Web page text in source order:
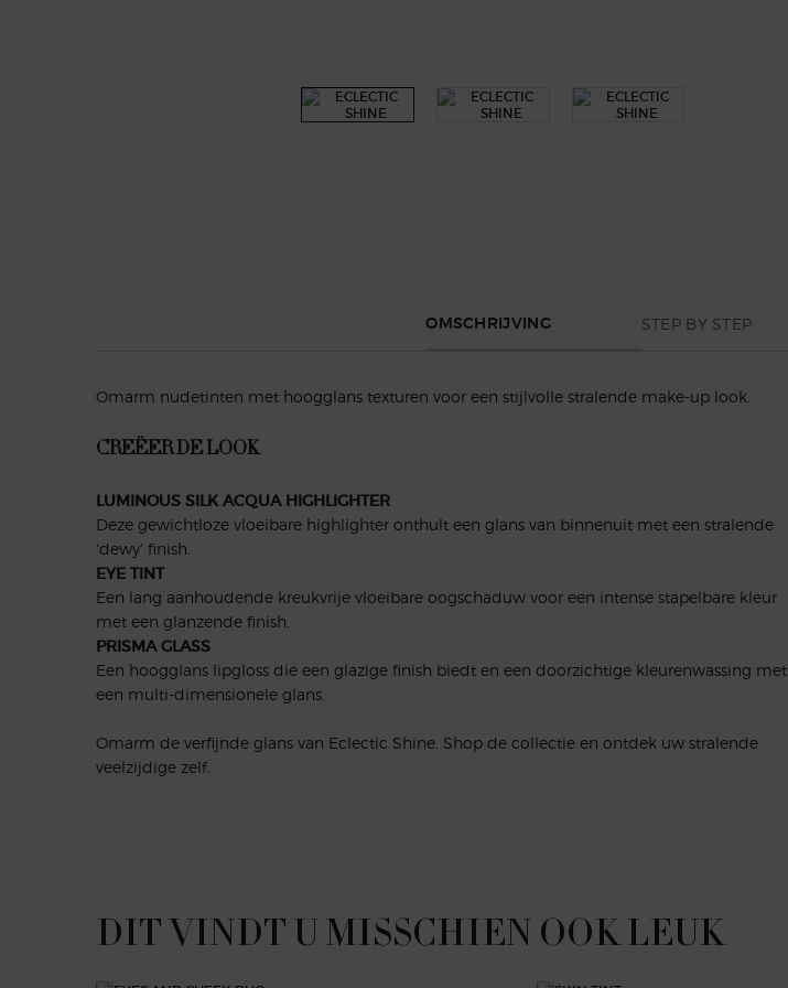
OMSCHRIJVING STEP BY STEP
Omarm nudetinten met hoogglans texturen voor een stijlvolle stralende make-up look.
CREËER DE LOOK
LUMINOUS SILK ACQUA HIGHLIGHTER
Deze gewichtloze vloeibare highlighter onthult een glans van binnenuit met een stralende
'dewy' finish.
EYE TINT
Een lang aanhoudende kreukvrije vloeibare oogschaduw voor een intense stapelbare kleur
met een glanzende finish.
PRISMA GLASS
Een hoogglans lipgloss die een glazige finish biedt en een doorzichtige kleurenwassing met
een multi-dimensionele glans.
Omarm de verfijnde glans van Eclectic Shine. Shop de collectie en ontdek uw stralende
veelzijdige zelf.
DIT VINDT U MISSCHIEN OOK LEUK